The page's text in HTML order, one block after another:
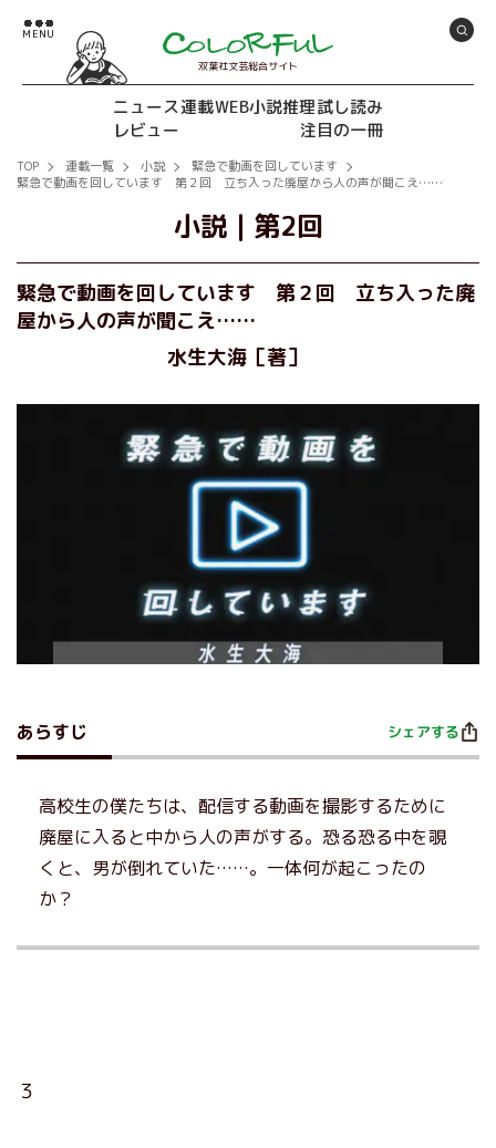
双葉社文芸総合サイト
ニュース連載WEB小説推理試し読み
レビュー
注目の一冊
TOP 連載一覧 小説
緊急で動画を回しています
緊急で動画を回しています 第２回 立ち入った廃屋から人の声が聞こえ……
小説｜ 第2回
緊急で動画を回しています 第２回 立ち入った廃
屋から人の声が聞こえ……
水生大海［著］
あらすじ シェアする
高校生の僕たちは、配信する動画を撮影するために
廃屋に入ると中から人の声がする。恐る恐る中を覗
くと、男が倒れていた……。一体何が起こったの
か？
３